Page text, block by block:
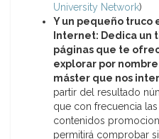
University Network)
Y un pequeño truco
Internet: Dedica un
páginas que te
explorar por
máster que nos
partir del resultado
que con frecuencia
contenidos
permitirá comprobar